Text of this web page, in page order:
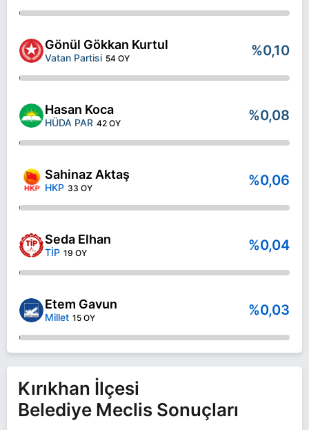
Gönül Gökkan Kurtul
Vatan Partisi 54 OY %0,10
Hasan Koca
HÜDA PAR 42 OY %0,08
Sahinaz Aktaş
HKP 33 OY %0,06
Seda Elhan
TİP 19 OY %0,04
Etem Gavun
Millet 15 OY %0,03
Kırıkhan İlçesi
Belediye Meclis Sonuçları